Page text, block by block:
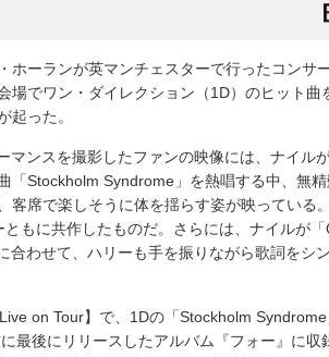
ーランが英マンチェスターで行ったコンサ
場でワン・ダイレクション（1D）のヒット曲
起った。
ンスを撮影したファンの映像には、ナイル
「Stockholm Syndrome」を熱唱する中、無精
席で楽しそうに体を揺らす姿が映っている。
もに共作したものだ。さらには、ナイルが「
合わせて、ハリーも手を振りながら歌詞をシ
on Tour】で、1Dの「Stockholm
最後にリリースしたアルバム『フォー』に収